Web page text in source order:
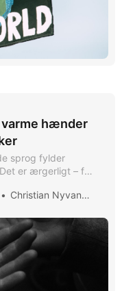
varme hænder
sprog fylder
er ærgerligt – for
Christian Nyvang Qvick